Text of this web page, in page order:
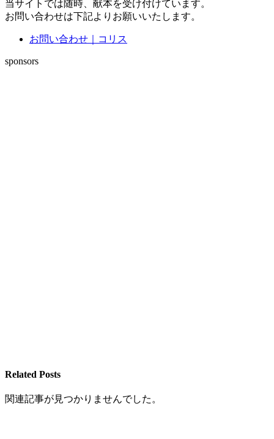
当サイトでは随時、献本を受け付けています。
お問い合わせは下記よりお願いいたします。
お問い合わせ｜コリス
sponsors
Related Posts
関連記事が見つかりませんでした。